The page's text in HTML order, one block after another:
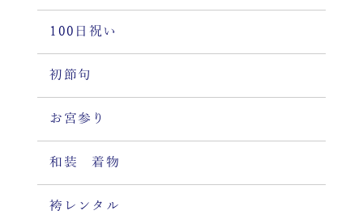
100日祝い
初節句
お宮参り
和装 着物
袴レンタル